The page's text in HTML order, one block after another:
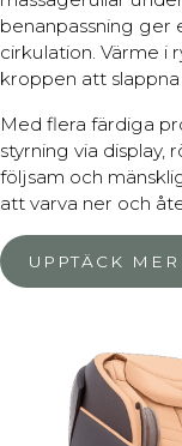
benanpassning
cirkulation. Värme i
kroppen att
Med flera färdiga
styrning via display,
följsam och
att varva ner och
UPPTÄCK MER